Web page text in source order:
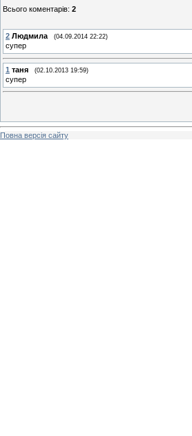
Всього коментарів: 2
2 Людмила (04.09.2014 22:22)
супер
1 таня (02.10.2013 19:59)
супер
Повна версія сайту